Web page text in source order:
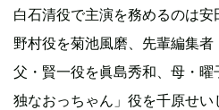
白石清役で主演を務めるのは安
野村役を菊池風磨、先輩編集
父・賢一役を眞島秀和、母・
独なおっちゃん」役を千原せ